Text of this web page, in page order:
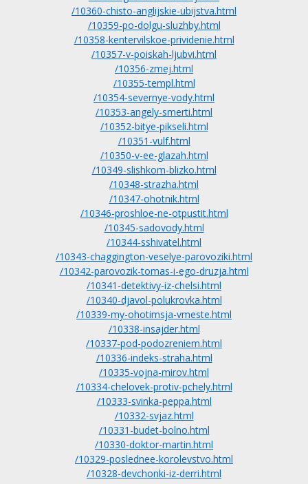
/10360-chisto-anglijskie-ubijstva.html
/10359-po-dolgu-sluzhby.html
/10358-kentervilskoe-prividenie.html
/10357-v-poiskah-ljubvi.html
/10356-zmej.html
/10355-templ.html
/10354-severnye-vody.html
/10353-angely-smerti.html
/10352-bitye-pikseli.html
/10351-vulf.html
/10350-v-ee-glazah.html
/10349-slishkom-blizko.html
/10348-strazha.html
/10347-ohotnik.html
/10346-proshloe-ne-otpustit.html
/10345-sadovody.html
/10344-sshivatel.html
/10343-chaggington-veselye-parovoziki.html
/10342-parovozik-tomas-i-ego-druzja.html
/10341-detektivy-iz-chelsi.html
/10340-djavol-polukrovka.html
/10339-my-ohotimsja-vmeste.html
/10338-insajder.html
/10337-pod-podozreniem.html
/10336-indeks-straha.html
/10335-vojna-mirov.html
/10334-chelovek-protiv-pchely.html
/10333-svinka-peppa.html
/10332-svjaz.html
/10331-budet-bolno.html
/10330-doktor-martin.html
/10329-poslednee-korolevstvo.html
/10328-devchonki-iz-derri.html